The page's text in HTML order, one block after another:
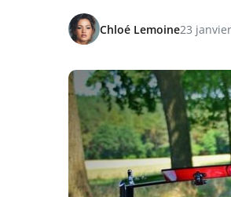
Chloé Lemoine23